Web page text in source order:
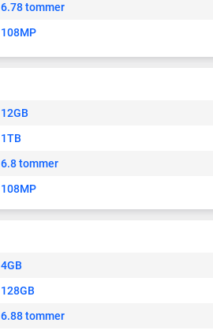
6.78 tommer
108MP
12GB
1TB
6.8 tommer
108MP
4GB
128GB
6.88 tommer